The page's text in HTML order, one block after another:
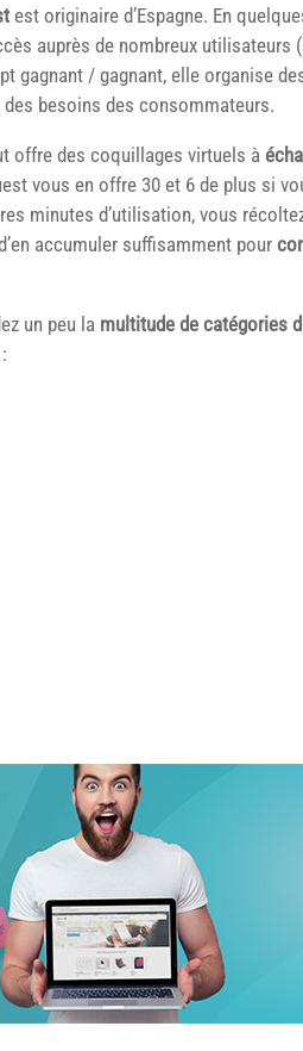
est originaire d’Espagne. En
auprès de nombreux utilisateurs
gagnant / gagnant, elle organise
besoins des consommateurs.
offre des coquillages virtuels à
vous en offre 30 et 6 de plus si
minutes d’utilisation, vous
accumuler suffisamment pour
un peu la multitude de catégories